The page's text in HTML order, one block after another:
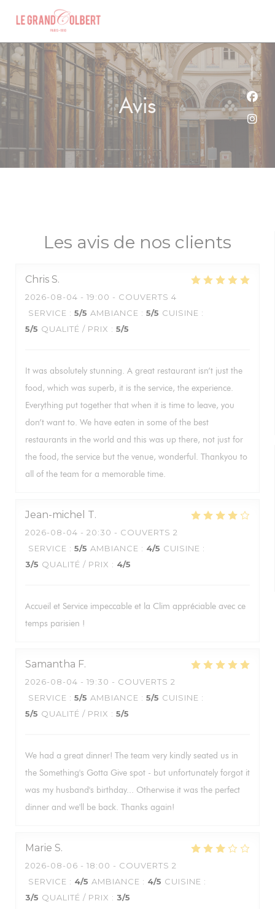
Personnalisation de vos choix en matière de cookies
Avis
Les avis de nos clients
Chris S
2026-08-04 - 19:00 - COUVERTS 4
SERVICE : 5/5 AMBIANCE : 5/5 CUISINE :
5/5 QUALITÉ / PRIX : 5/5
It was absolutely stunning. A great restaurant isn’t just the
food, which was superb, it is the service, the experience.
Everything put together that when it is time to leave, you
don’t want to. We have eaten in some of the best
restaurants in the world and this was up there, not just for
the food, the service but the venue, wonderful. Thankyou to
all of the team for a memorable time.
Jean-michel T
2026-08-04 - 20:30 - COUVERTS 2
SERVICE : 5/5 AMBIANCE : 4/5 CUISINE :
3/5 QUALITÉ / PRIX : 4/5
Accueil et Service impeccable et la Clim appréciable avec ce
temps parisien !
Samantha F
2026-08-04 - 19:30 - COUVERTS 2
SERVICE : 5/5 AMBIANCE : 5/5 CUISINE :
5/5 QUALITÉ / PRIX : 5/5
We had a great dinner! The team very kindly seated us in
the Something's Gotta Give spot - but unfortunately forgot it
was my husband's birthday... Otherwise it was the perfect
dinner and we'll be back. Thanks again!
Marie S
2026-08-06 - 18:00 - COUVERTS 2
SERVICE : 4/5 AMBIANCE : 4/5 CUISINE :
3/5 QUALITÉ / PRIX : 3/5